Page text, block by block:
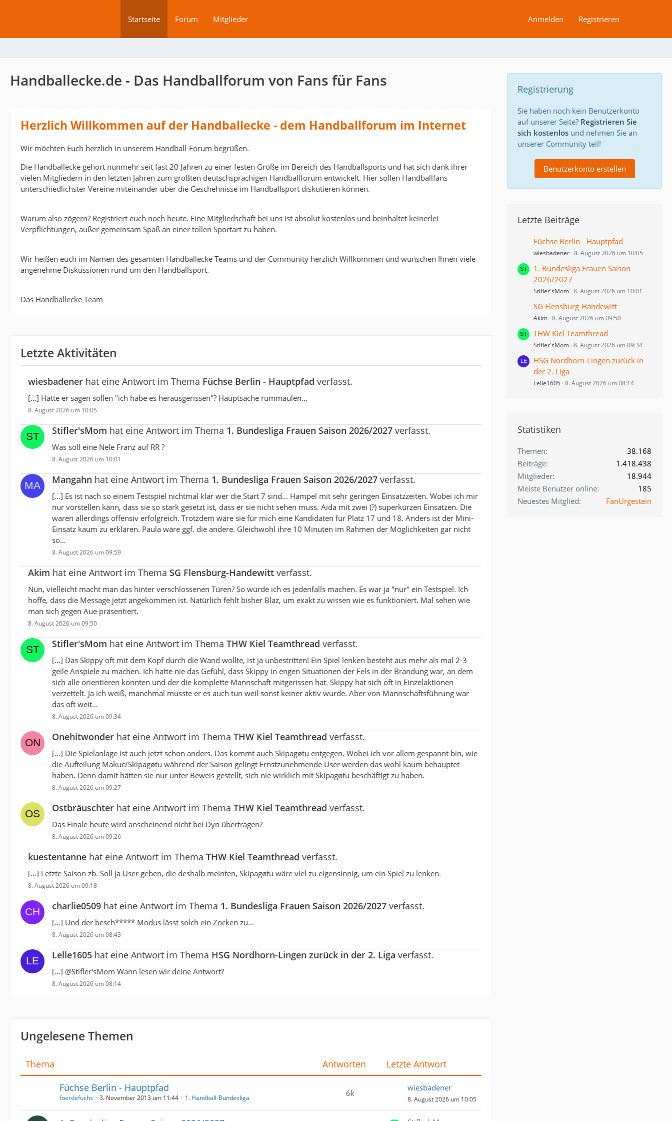
Startseite Forum Mitglieder Anmelden Registrieren
Handballecke.de - Das Handballforum von Fans für Fans
Herzlich Willkommen auf der Handballecke - dem Handballforum im Internet
Wir möchten Euch herzlich in unserem Handball-Forum begrüßen.
Die Handballecke gehört nunmehr seit fast 20 Jahren zu einer festen Größe im Bereich des Handballsports und hat sich dank ihrer
vielen Mitgliedern in den letzten Jahren zum größten deutschsprachigen Handballforum entwickelt. Hier sollen Handballfans
unterschiedlichster Vereine miteinander über die Geschehnisse im Handballsport diskutieren können.
Warum also zögern? Registriert euch noch heute. Eine Mitgliedschaft bei uns ist absolut kostenlos und beinhaltet keinerlei
Verpflichtungen, außer gemeinsam Spaß an einer tollen Sportart zu haben.
Wir heißen euch im Namen des gesamten Handballecke Teams und der Community herzlich Willkommen und wünschen Ihnen viele
angenehme Diskussionen rund um den Handballsport.
Das Handballecke Team
Letzte Aktivitäten
wiesbadener hat eine Antwort im Thema Füchse Berlin - Hauptpfad verfasst.
[…] Hätte er sagen sollen "ich habe es herausgerissen"? Hauptsache rummaulen...
8. August 2026 um 10:05
Stifler'sMom hat eine Antwort im Thema 1. Bundesliga Frauen Saison 2026/2027 verfasst.
Was soll eine Nele Franz auf RR ?
8. August 2026 um 10:01
Mangahn hat eine Antwort im Thema 1. Bundesliga Frauen Saison 2026/2027 verfasst.
[…] Es ist nach so einem Testspiel nichtmal klar wer die Start 7 sind... Hampel mit sehr geringen Einsatzzeiten. Wobei ich mir
nur vorstellen kann, dass sie so stark gesetzt ist, dass er sie nicht sehen muss. Aida mit zwei (?) superkurzen Einsätzen. Die
waren allerdings offensiv erfolgreich. Trotzdem wäre sie für mich eine Kandidaten für Platz 17 und 18. Anders ist der Mini-
Einsatz kaum zu erklären. Paula wäre ggf. die andere. Gleichwohl ihre 10 Minuten im Rahmen der Möglichkeiten gar nicht
so…
8. August 2026 um 09:59
Akim hat eine Antwort im Thema SG Flensburg-Handewitt verfasst.
Nun, vielleicht macht man das hinter verschlossenen Türen? So würde ich es jedenfalls machen. Es war ja "nur" ein Testspiel. Ich
hoffe, dass die Message jetzt angekommen ist. Natürlich fehlt bisher Blaz, um exakt zu wissen wie es funktioniert. Mal sehen wie
man sich gegen Aue präsentiert.
8. August 2026 um 09:50
Stifler'sMom hat eine Antwort im Thema THW Kiel Teamthread verfasst.
[…] Das Skippy oft mit dem Kopf durch die Wand wollte, ist ja unbestritten! Ein Spiel lenken besteht aus mehr als mal 2-3
geile Anspiele zu machen. Ich hatte nie das Gefühl, dass Skippy in engen Situationen der Fels in der Brandung war, an dem
sich alle orientieren konnten und der die komplette Mannschaft mitgerissen hat. Skippy hat sich oft in Einzelaktionen
verzettelt. Ja ich weiß, manchmal musste er es auch tun weil sonst keiner aktiv wurde. Aber von Mannschaftsführung war
das oft weit…
8. August 2026 um 09:34
Onehitwonder hat eine Antwort im Thema THW Kiel Teamthread verfasst.
[…] Die Spielanlage ist auch jetzt schon anders. Das kommt auch Skipagøtu entgegen. Wobei ich vor allem gespannt bin, wie
die Aufteilung Makuc/Skipagøtu während der Saison gelingt Ernstzunehmende User werden das wohl kaum behauptet
haben. Denn damit hätten sie nur unter Beweis gestellt, sich nie wirklich mit Skipagøtu beschäftigt zu haben.
8. August 2026 um 09:27
Ostbräuschter hat eine Antwort im Thema THW Kiel Teamthread verfasst.
Das Finale heute wird anscheinend nicht bei Dyn übertragen?
8. August 2026 um 09:26
kuestentanne hat eine Antwort im Thema THW Kiel Teamthread verfasst.
[…] Letzte Saison zb. Soll ja User geben, die deshalb meinten, Skipagøtu wäre viel zu eigensinnig, um ein Spiel zu lenken.
8. August 2026 um 09:18
charlie0509 hat eine Antwort im Thema 1. Bundesliga Frauen Saison 2026/2027 verfasst.
[…] Und der besch***** Modus lässt solch ein Zocken zu...
8. August 2026 um 08:43
Lelle1605 hat eine Antwort im Thema HSG Nordhorn-Lingen zurück in der 2. Liga verfasst.
[…] @Stifler'sMom Wann lesen wir deine Antwort?
8. August 2026 um 08:14
Ungelesene Themen
Thema Antworten
Letzte Antwort
Füchse Berlin - Hauptpfad
foerdefuchs 3. November 2013 um 11:44 1. Handball-Bundesliga 6k
wiesbadener
8. August 2026 um 10:05
Registrierung
Sie haben noch kein Benutzerkonto
auf unserer Seite? Registrieren Sie
sich kostenlos und nehmen Sie an
unserer Community teil!
Benutzerkonto erstellen
Letzte Beiträge
Füchse Berlin - Hauptpfad
wiesbadener 8. August 2026 um 10:05
1. Bundesliga Frauen Saison
2026/2027
Stifler'sMom 8. August 2026 um 10:01
SG Flensburg-Handewitt
Akim 8. August 2026 um 09:50
THW Kiel Teamthread
Stifler'sMom 8. August 2026 um 09:34
HSG Nordhorn-Lingen zurück in
der 2. Liga
Lelle1605 8. August 2026 um 08:14
Statistiken
Themen
38.168
Beiträge
1.418.438
Mitglieder
18.944
Meiste Benutzer online
185
Neuestes Mitglied
FanUrgestein